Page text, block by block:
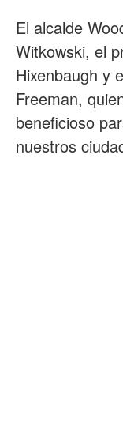
El alcalde
Witkowski, el
Hixenbaugh y
Freeman,
beneficioso
nuestros